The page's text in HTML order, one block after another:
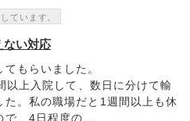
ています。
ない対応
もらいました。
上入院して、数日に分けて輸
た。私の職場だと1週間以上も休
、4日程度の...